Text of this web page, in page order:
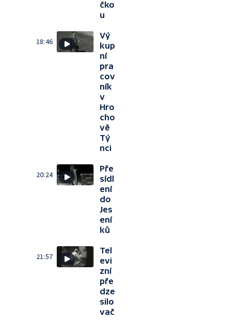
čko
u
18:46
Vý
kup
ní
pra
cov
ník
v
Hro
cho
vě
Tý
nci
20:24
Pře
sídl
ení
do
Jes
ení
ků
21:57
Tel
evi
zní
pře
dze
silo
vač